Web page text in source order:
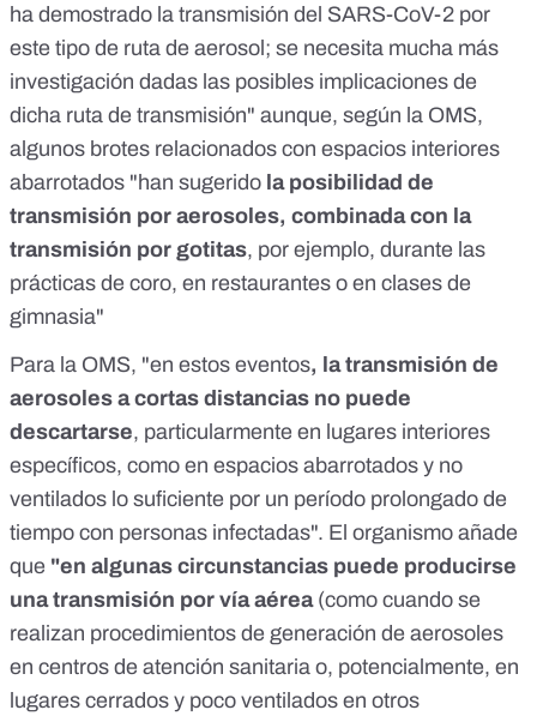
ha demostrado la transmisión del SARS-CoV-2 por
este tipo de ruta de aerosol; se necesita mucha más
investigación dadas las posibles implicaciones de
dicha ruta de transmisión" aunque, según la OMS,
algunos brotes relacionados con espacios interiores
abarrotados "han sugerido la posibilidad de
transmisión por aerosoles, combinada con la
transmisión por gotitas, por ejemplo, durante las
prácticas de coro, en restaurantes o en clases de
gimnasia"
Para la OMS, "en estos eventos, la transmisión de
aerosoles a cortas distancias no puede
descartarse, particularmente en lugares interiores
específicos, como en espacios abarrotados y no
ventilados lo suficiente por un período prolongado de
tiempo con personas infectadas". El organismo añade
que "en algunas circunstancias puede producirse
una transmisión por vía aérea(como cuando se
realizan procedimientos de generación de aerosoles
en centros de atención sanitaria o, potencialmente, en
lugares cerrados y poco ventilados en otros